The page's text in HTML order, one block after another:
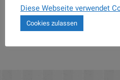
Lackspanndecke Dueren
Diese Webseite verwendet
Cookies zulassen